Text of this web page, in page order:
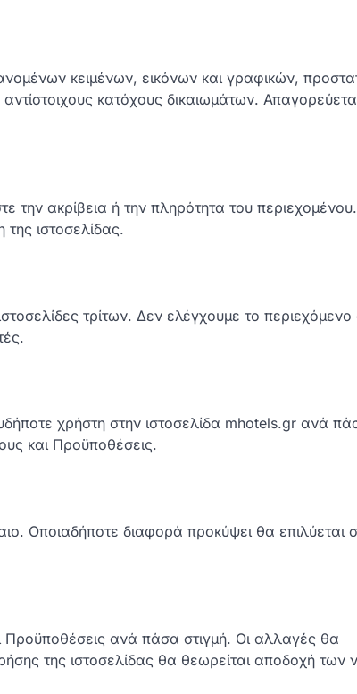
κειμένων, εικόνων και γραφικών,
κατόχους δικαιωμάτων.
την ακρίβεια ή την πληρότητα του
ιστοσελίδας.
τρίτων. Δεν ελέγχουμε το
χρήστη στην ιστοσελίδα mhotels.gr ανά
και Προϋποθέσεις.
Οποιαδήποτε διαφορά προκύψει θα επιλύεται
ανά πάσα στιγμή. Οι αλλαγές θα
της ιστοσελίδας θα θεωρείται αποδοχή των